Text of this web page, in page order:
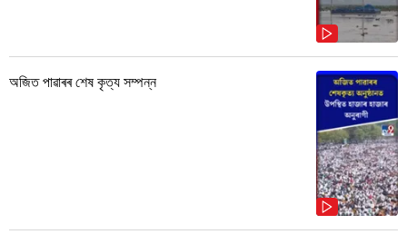
অজিত পাৱাৰৰ শেষ কৃত্য সম্পন্ন